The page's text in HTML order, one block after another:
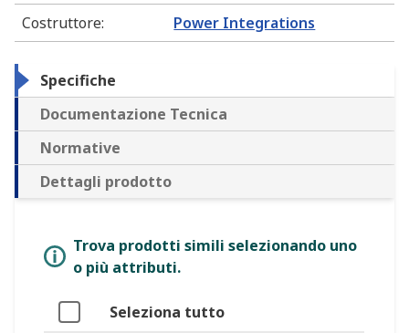
Costruttore: Power Integrations
Specifiche
Documentazione Tecnica
Normative
Dettagli prodotto
Trova prodotti simili selezionando uno
o più attributi.
Seleziona tutto